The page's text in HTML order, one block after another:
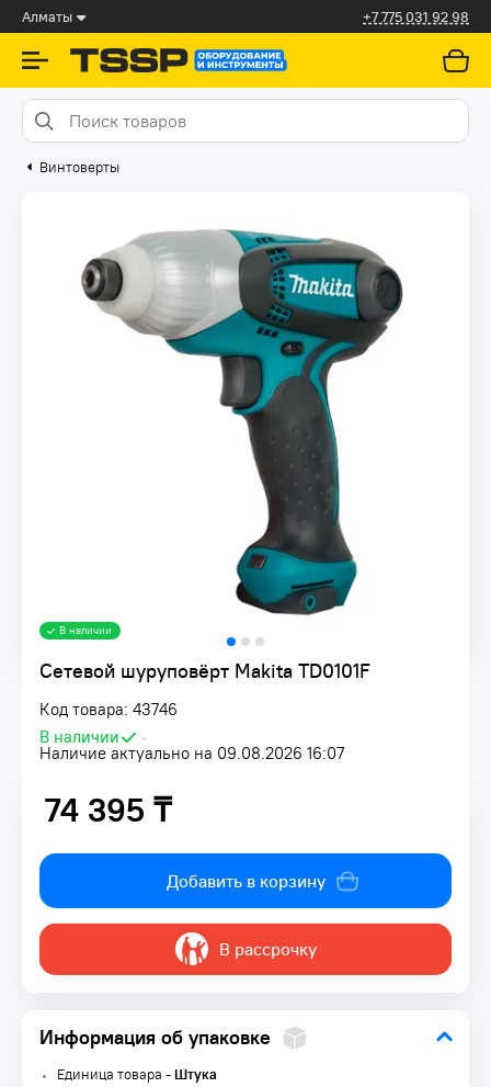
Алматы +7 775 031 92 98
Винтоверты
Сетевой шуруповёрт Makita TD0101F
Код товара: 43746
В наличии
•
Наличие актуально на 09.08.2026 16:07
В наличии
74 395 ₸
74 395 ₸
Добавить в корзину
В рассрочку
Информация об упаковке
Единица товара -Штука